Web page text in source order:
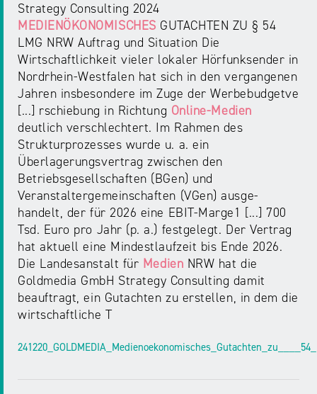
Strategy Consulting 2024
MEDIENÖKONOMISCHES GUTACHTEN ZU § 54
LMG NRW Auftrag und Situation Die
Wirtschaftlichkeit vieler lokaler Hörfunksender in
Nordrhein-Westfalen hat sich in den vergangenen
Jahren insbesondere im Zuge der Werbebudgetve
[...] rschiebung in Richtung Online-Medien
deutlich verschlechtert. Im Rahmen des
Strukturprozesses wurde u. a. ein
Überlagerungsvertrag zwischen den
Betriebsgesellschaften (BGen) und
Veranstaltergemeinschaften (VGen) ausge-
handelt, der für 2026 eine EBIT-Marge1 [...] 700
Tsd. Euro pro Jahr (p. a.) festgelegt. Der Vertrag
hat aktuell eine Mindestlaufzeit bis Ende 2026.
Die Landesanstalt für Medien NRW hat die
Goldmedia GmbH Strategy Consulting damit
beauftragt, ein Gutachten zu erstellen, in dem die
wirtschaftliche T